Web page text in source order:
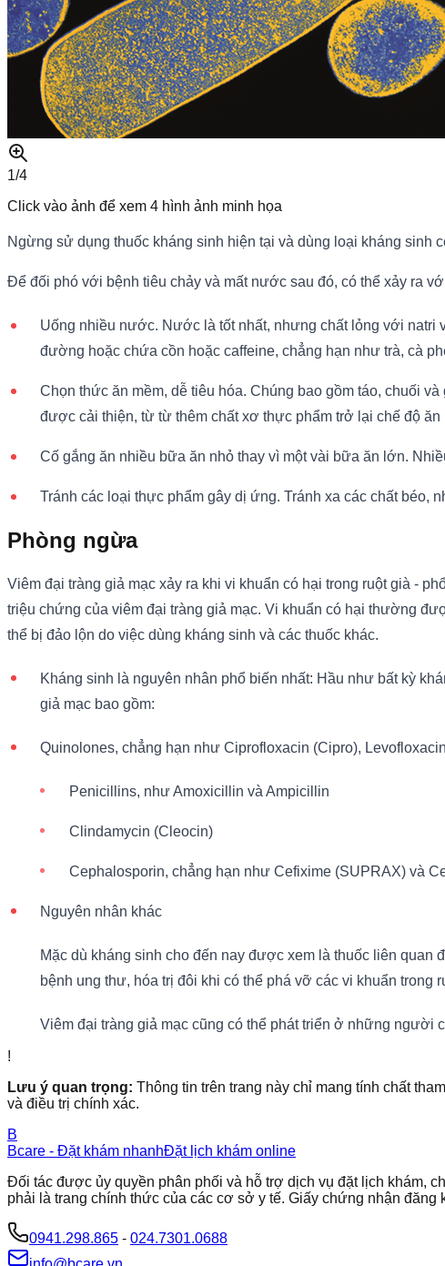
1/4
Click vào ảnh để xem 4 hình ảnh minh họa
Ngừng sử dụng thuốc kháng sinh hiện tại và dùng loại kháng sinh
Để đối phó với bệnh tiêu chảy và mất nước sau đó, có thể xảy ra
Uống nhiều nước. Nước là tốt nhất, nhưng chất lỏng với natri
đường hoặc chứa cồn hoặc caffeine, chẳng hạn như trà, cà
Chọn thức ăn mềm, dễ tiêu hóa. Chúng bao gồm táo, chuối
được cải thiện, từ từ thêm chất xơ thực phẩm trở lại chế độ ăn
Cố gắng ăn nhiều bữa ăn nhỏ thay vì một vài bữa ăn lớn.
Tránh các loại thực phẩm gây dị ứng. Tránh xa các chất béo,
Phòng ngừa
Viêm đại tràng giả mạc xảy ra khi vi khuẩn có hại trong ruột già -
triệu chứng của viêm đại tràng giả mạc. Vi khuẩn có hại thường
thể bị đảo lộn do việc dùng kháng sinh và các thuốc khác.
Kháng sinh là nguyên nhân phổ biến nhất: Hầu như bất kỳ
giả mạc bao gồm:
Quinolones, chẳng hạn như Ciprofloxacin (Cipro),
Penicillins, như Amoxicillin và Ampicillin
Clindamycin (Cleocin)
Cephalosporin, chẳng hạn như Cefixime (SUPRAX) và
Nguyên nhân khác
Mặc dù kháng sinh cho đến nay được xem là thuốc liên
bệnh ung thư, hóa trị đôi khi có thể phá vỡ các vi khuẩn trong
Viêm đại tràng giả mạc cũng có thể phát triển ở những người
!
Lưu ý quan trọng: Thông tin trên trang này chỉ mang tính chất
và điều trị chính xác.
B
Bcare - Đặt khám nhanhĐặt lịch khám online
Đối tác được ủy quyền phân phối và hỗ trợ dịch vụ đặt lịch khám,
phải là trang chính thức của các cơ sở y tế. Giấy chứng nhận
0941.298.865 - 024.7301.0688